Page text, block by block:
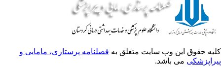
حقوق این وب سایت متعلق بهفصلنامه پرستاری، مامایی و
می باشد.